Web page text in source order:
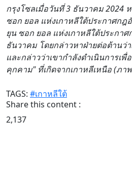
กรุงโซลเมื่อวันที่ 3 ธันวาคม 2024
ซอก ยอล แห่งเกาหลีใต้ประกาศกฎ
ยุน ซอก ยอล แห่งเกาหลีใต้ประกา
ธันวาคม โดยกล่าวหาฝ่ายต่อต้านว่
และกล่าวว่าเขากำลังดำเนินการเ
คุกคาม" ที่เกิดจากเกาหลีเหนือ (ภาพ
TAGS: #เกาหลีใต้
Share this content :
2,137